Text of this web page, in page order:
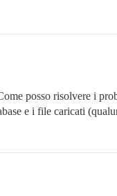
posso risolvere i
e i file caricati